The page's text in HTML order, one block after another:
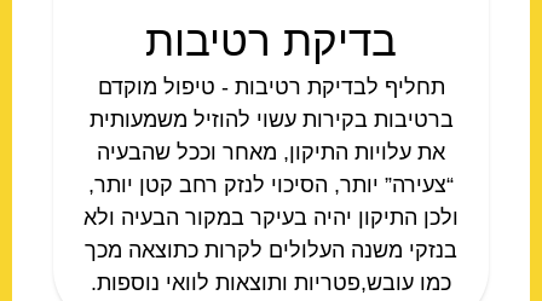
בדיקת רטיבות
תחליף לבדיקת רטיבות - טיפול מוקדם
ברטיבות בקירות עשוי להוזיל משמעותית
את עלויות התיקון, מאחר וככל שהבעיה
“צעירה” יותר, הסיכוי לנזק רחב קטן יותר,
ולכן התיקון יהיה בעיקר במקור הבעיה ולא
בנזקי משנה העלולים לקרות כתוצאה מכך
כמו עובש,פטריות ותוצאות לוואי נוספות.